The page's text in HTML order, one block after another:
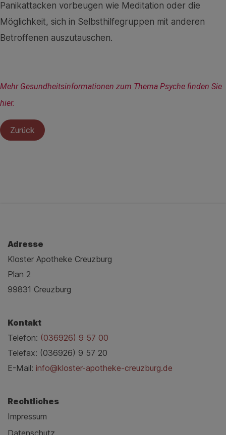
Zurück
Panikattacken vorbeugen wie Meditation oder die
Möglichkeit, sich in Selbsthilfegruppen mit anderen
Betroffenen auszutauschen.
Mehr Gesundheitsinformationen zum Thema Psyche finden Sie
hier.
Adresse
Kloster Apotheke Creuzburg
Plan 2
99831 Creuzburg
Kontakt
Telefon: (036926) 9 57 00
Telefax: (036926) 9 57 20
E-Mail: info@kloster-apotheke-creuzburg.de
Rechtliches
Impressum